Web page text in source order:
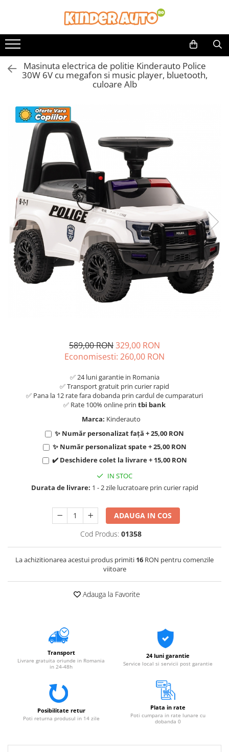
Toate Produsele
Produse in stoc
Masinute electrice
Motociclete electrice
Vehicule electrice adulti
Vehicule speciale copii
Motociclete Drift-Trike
Masinute electrice Mercedes
Masinute electrice tip SUV
Piese & Accesorii
Jucarii RC cu telecomanda
Masinuta electrica de politie Kinderauto Police
30W 6V cu megafon si music player, bluetooth,
culoare Alb
589,00 RON329,00 RON
Economisesti: 260,00 RON
✅ 24 luni garantie in Romania
✅ Transport gratuit prin curier rapid
✅ Pana la 12 rate fara dobanda prin cardul de cumparaturi
✅ Rate 100% online prin tbi bank
Marca: Kinderauto
✨ Număr personalizat față + 25,00 RON
✨ Număr personalizat spate + 25,00 RON
✔️ Deschidere colet la livrare + 15,00 RON
IN STOC
Durata de livrare: 1 - 2 zile lucratoare prin curier rapid
ADAUGA IN COS
Cod Produs: 01358
La achizitionarea acestui produs primiti 16 RON pentru comenzile
viitoare
Adauga la Favorite
Transport
Livrare gratuita oriunde in Romania
in 24-48h
24 luni garantie
Service local si servicii post garantie
Posibilitate retur
Poti returna produsul in 14 zile
Plata in rate
Poti cumpara in rate lunare cu
dobanda 0